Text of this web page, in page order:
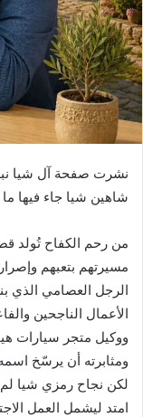
نشرت صفحة آل شيا
شاهين شيا جاء فيها
من رحم الكفاح تُولد
مسيرتهم بتعبهم
الرجل العصامي الذي
الأعمال الناجحين
ووكيل متجر سيارات
ومثابرته أن يرسّخ
لكن نجاح رمزي شيا
امتد ليشمل العمل